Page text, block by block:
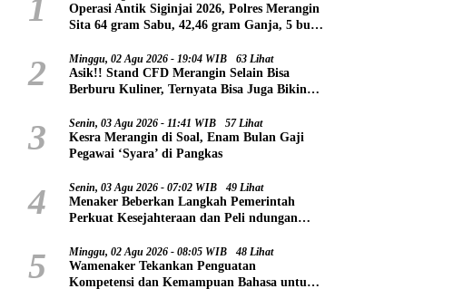
1
Operasi Antik Siginjai 2026, Polres Merangin
Sita 64 gram Sabu, 42,46 gram Ganja, 5 butir
2 Minggu, 02 Agu 2026 - 19:04 WIB 63 Lihat
Asik!! Stand CFD Merangin Selain Bisa
Berburu Kuliner, Ternyata Bisa Juga Bikin
3 Senin, 03 Agu 2026 - 11:41 WIB 57 Lihat
Kesra Merangin di Soal, Enam Bulan Gaji
Pegawai ‘Syara’ di Pangkas
4 Senin, 03 Agu 2026 - 07:02 WIB 49 Lihat
Menaker Beberkan Langkah Pemerintah
Perkuat Kesejahteraan dan Peli ndungan
5 Minggu, 02 Agu 2026 - 08:05 WIB 48 Lihat
Wamenaker Tekankan Penguatan
Kompetensi dan Kemampuan Bahasa untuk